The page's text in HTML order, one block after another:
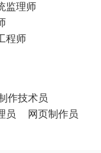
监理师
程师
作技术员
员
网页制作员